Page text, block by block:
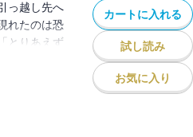
っ越し先へ
れたのは恐
とりあえず
なのか？
カートに入れる
試し読み
お気に入り